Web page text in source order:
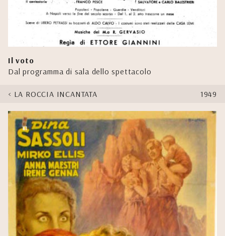
Il voto
Dal programma di sala dello spettacolo
LA ROCCIA INCANTATA 1949